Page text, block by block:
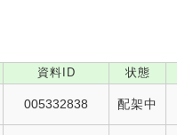
資料ID 状態
005332838 配架中